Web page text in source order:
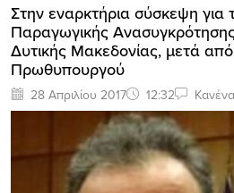
Στην εναρκτήρια σύσκεψη για
Παραγωγικής
Δυτικής Μακεδονίας, μετά
Πρωθυπουργού
28 Απριλίου 2017 12:32